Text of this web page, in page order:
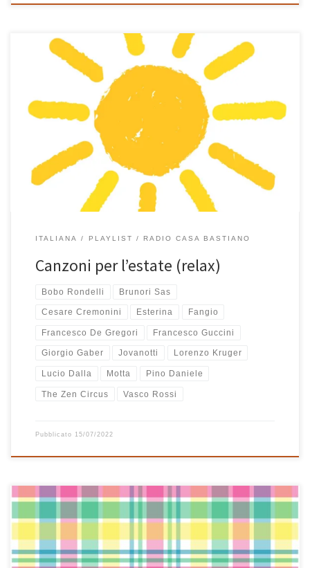
Ci sono così tante belle canzoni in questa nuova playlist estiva tutti
italiana che non so davvero da dove iniziare… Penso che l’inizio,
come deve essere in ogni playlist che si rispetta (ma lo sapete
già…), sia fortissimo: Canzone per l’estate scritta da De Gregori
insieme a De André è […]
ITALIANA PLAYLIST RADIO CASA BASTIANO
Canzoni per l’estate (relax)
Bobo Rondelli Brunori Sas
Cesare Cremonini Esterina Fangio
Francesco De Gregori Francesco Guccini
Giorgio Gaber Jovanotti Lorenzo Kruger
Lucio Dalla Motta Pino Daniele
The Zen Circus Vasco Rossi
Pubblicato 15/07/2022
Questa playlist l’ho chiamata Pastelli perché è piuttosto colorata, ci
sono dentro solo canzoni di musica italiana, belle (tutte) allegre